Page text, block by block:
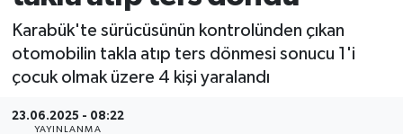
Karabük'te sürücüsünün kontrolünden çıkan
otomobilin takla atıp ters dönmesi sonucu 1'i
çocuk olmak üzere 4 kişi yaralandı
23.06.2025 - 08:22
YAYINLANMA